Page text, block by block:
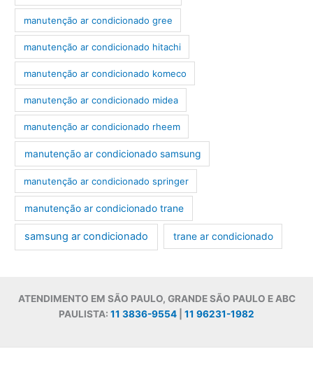
manutenção ar condicionado gree
manutenção ar condicionado hitachi
manutenção ar condicionado komeco
manutenção ar condicionado midea
manutenção ar condicionado rheem
manutenção ar condicionado samsung
manutenção ar condicionado springer
manutenção ar condicionado trane
samsung ar condicionado trane ar condicionado
ATENDIMENTO EM SÃO PAULO, GRANDE SÃO PAULO E ABC
PAULISTA: 11 3836-9554 11 96231-1982